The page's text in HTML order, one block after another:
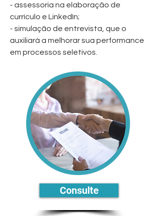
- assessoria na elaboração de
currículo e LinkedIn;
- simulação de entrevista, que o
auxiliará a melhorar sua performance
em processos seletivos.
Consulte